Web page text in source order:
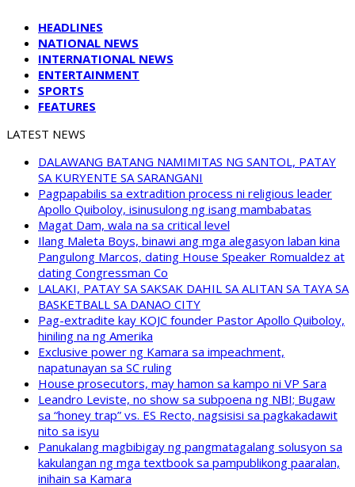
HEADLINES
NATIONAL NEWS
INTERNATIONAL NEWS
ENTERTAINMENT
SPORTS
FEATURES
LATEST NEWS
DALAWANG BATANG NAMIMITAS NG SANTOL, PATAY
SA KURYENTE SA SARANGANI
Pagpapabilis sa extradition process ni religious leader
Apollo Quiboloy, isinusulong ng isang mambabatas
Magat Dam, wala na sa critical level
Ilang Maleta Boys, binawi ang mga alegasyon laban kina
Pangulong Marcos, dating House Speaker Romualdez at
dating Congressman Co
LALAKI, PATAY SA SAKSAK DAHIL SA ALITAN SA TAYA SA
BASKETBALL SA DANAO CITY
Pag-extradite kay KOJC founder Pastor Apollo Quiboloy,
hiniling na ng Amerika
Exclusive power ng Kamara sa impeachment,
napatunayan sa SC ruling
House prosecutors, may hamon sa kampo ni VP Sara
Leandro Leviste, no show sa subpoena ng NBI; Bugaw
sa “honey trap” vs. ES Recto, nagsisisi sa pagkakadawit
nito sa isyu
Panukalang magbibigay ng pangmatagalang solusyon sa
kakulangan ng mga textbook sa pampublikong paaralan,
inihain sa Kamara